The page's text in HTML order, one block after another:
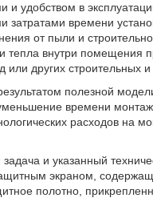
и удобством в
затратами времени
от пыли и
тепла внутри помещения
или других строительных
полезной
времени
расходов на
и указанный
экраном,
полотно,